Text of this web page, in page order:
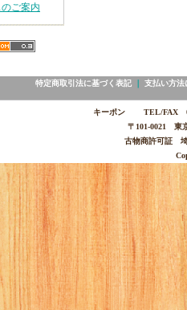
ご案内
特定商取引法に基づく表記｜ 支払い方法
キーポン TEL/FAX
〒101-0021 東
古物商許可証